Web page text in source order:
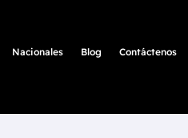
Nacionales Blog Contáctenos